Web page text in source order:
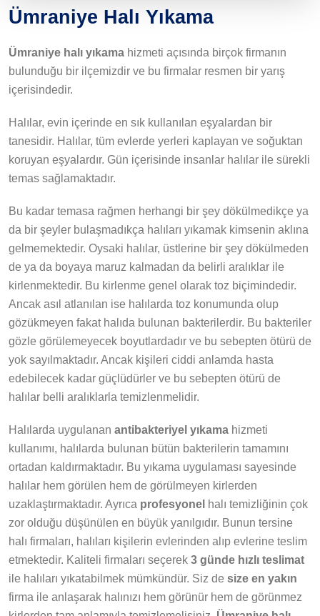
Ümraniye Halı Yıkama
Ümraniye halı yıkama hizmeti açısında birçok firmanın
bulunduğu bir ilçemizdir ve bu firmalar resmen bir yarış
içerisindedir.
Halılar, evin içerinde en sık kullanılan eşyalardan bir
tanesidir. Halılar, tüm evlerde yerleri kaplayan ve soğuktan
koruyan eşyalardır. Gün içerisinde insanlar halılar ile sürekli
temas sağlamaktadır.
Bu kadar temasa rağmen herhangi bir şey dökülmedikçe ya
da bir şeyler bulaşmadıkça halıları yıkamak kimsenin aklına
gelmemektedir. Oysaki halılar, üstlerine bir şey dökülmeden
de ya da boyaya maruz kalmadan da belirli aralıklar ile
kirlenmektedir. Bu kirlenme genel olarak toz biçimindedir.
Ancak asıl atlanılan ise halılarda toz konumunda olup
gözükmeyen fakat halıda bulunan bakterilerdir. Bu bakteriler
gözle görülemeyecek boyutlardadır ve bu sebepten ötürü de
yok sayılmaktadır. Ancak kişileri ciddi anlamda hasta
edebilecek kadar güçlüdürler ve bu sebepten ötürü de
halılar belli aralıklarla temizlenmelidir.
Halılarda uygulanan antibakteriyel yıkama hizmeti
kullanımı, halılarda bulunan bütün bakterilerin tamamını
ortadan kaldırmaktadır. Bu yıkama uygulaması sayesinde
halılar hem görülen hem de görülmeyen kirlerden
uzaklaştırmaktadır. Ayrıca profesyonel halı temizliğinin çok
zor olduğu düşünülen en büyük yanılgıdır. Bunun tersine
halı firmaları, halıları kişilerin evlerinden alıp evlerine teslim
etmektedir. Kaliteli firmaları seçerek 3 günde hızlı teslimat
ile halıları yıkatabilmek mümkündür. Siz de size en yakın
firma ile anlaşarak halınızı hem görünür hem de görünmez